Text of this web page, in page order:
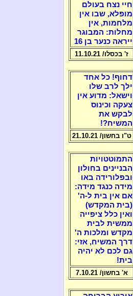
חיי נצח בעולם
מופלא, שבו אין
מלחמות, אין
מחלות: המבוגר
ייראה כנער בן 16
ז' בכסלו/ 11.10.21
דחוף! כל אחד
ילך לרב שלו
וישאל: מדוע אין
צעקה וכינוס
לבקש את
המשיח?!
ט"ו בחשון/ 21.10.21
התמוטטויות
הבניינים בחולון
ובפלורידה באו
מידה כנגד מידה:
אם אין בית ל-ה'
(בית המקדש)
ואין כלל ציפייה
ממשית לבית
מקדש ומלכות ה'
דרך המשיח, אזי:
גם לכם לא יהיה
בית!
א' בחשון/ 7.10.21